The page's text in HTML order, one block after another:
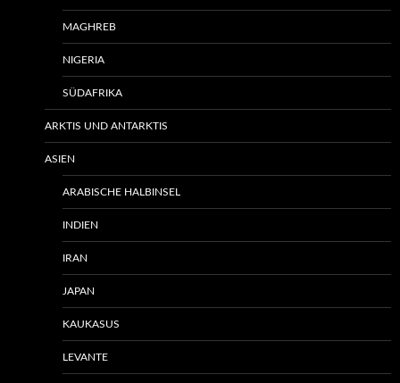
MAGHREB
NIGERIA
SÜDAFRIKA
ARKTIS UND ANTARKTIS
ASIEN
ARABISCHE HALBINSEL
INDIEN
IRAN
JAPAN
KAUKASUS
LEVANTE